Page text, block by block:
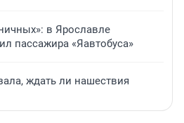
в Ярославле
пассажира «Яавтобуса»
ждать ли нашествия